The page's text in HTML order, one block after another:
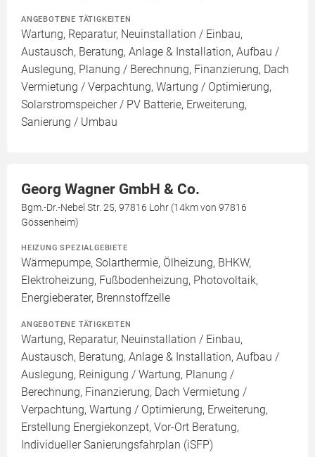
ANGEBOTENE TÄTIGKEITEN
Wartung, Reparatur, Neuinstallation / Einbau,
Austausch, Beratung, Anlage & Installation, Aufbau /
Auslegung, Planung / Berechnung, Finanzierung, Dach
Vermietung / Verpachtung, Wartung / Optimierung,
Solarstromspeicher / PV Batterie, Erweiterung,
Sanierung / Umbau
Georg Wagner GmbH & Co.
Bgm.-Dr.-Nebel Str. 25, 97816 Lohr (14km von 97816
Gössenheim)
HEIZUNG SPEZIALGEBIETE
Wärmepumpe, Solarthermie, Ölheizung, BHKW,
Elektroheizung, Fußbodenheizung, Photovoltaik,
Energieberater, Brennstoffzelle
ANGEBOTENE TÄTIGKEITEN
Wartung, Reparatur, Neuinstallation / Einbau,
Austausch, Beratung, Anlage & Installation, Aufbau /
Auslegung, Reinigung / Wartung, Planung /
Berechnung, Finanzierung, Dach Vermietung /
Verpachtung, Wartung / Optimierung, Erweiterung,
Erstellung Energiekonzept, Vor-Ort Beratung,
Individueller Sanierungsfahrplan (iSFP)